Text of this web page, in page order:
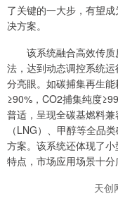
了关键的一大步，有望
决方案。
该系统融合高效传质
法，达到动态调控系统
分亮眼。如碳捕集再生
≥90%，CO2捕集纯度
普适，呈现全碳基燃料
（LNG）、甲醇等全品
方案。该系统还体现了
特点，市场应用场景十分
天创